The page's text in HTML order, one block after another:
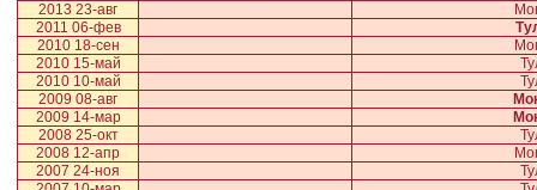
2013 23-авг
2011 06-фев
2010 18-сен
2010 15-май
2010 10-май
2009 08-авг
2009 14-мар
2008 25-окт
2008 12-апр
2007 24-ноя